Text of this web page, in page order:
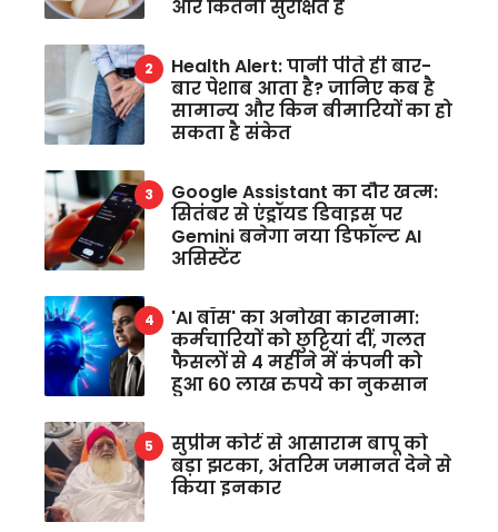
और कितना सुरक्षित है
Health Alert: पानी पीते ही बार-
बार पेशाब आता है? जानिए कब है
सामान्य और किन बीमारियों का हो
सकता है संकेत
Google Assistant का दौर खत्म:
सितंबर से एंड्रॉयड डिवाइस पर
Gemini बनेगा नया डिफॉल्ट AI
असिस्टेंट
'AI बॉस' का अनोखा कारनामा:
कर्मचारियों को छुट्टियां दीं, गलत
फैसलों से 4 महीने में कंपनी को
हुआ 60 लाख रुपये का नुकसान
सुप्रीम कोर्ट से आसाराम बापू को
बड़ा झटका, अंतरिम जमानत देने से
किया इनकार